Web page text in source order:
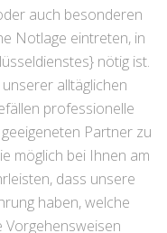
auch besonderen
Notlage eintreten, in
nötig ist.
alltäglichen
professionelle
Partner zu
möglich bei Ihnen am
dass unsere
haben, welche